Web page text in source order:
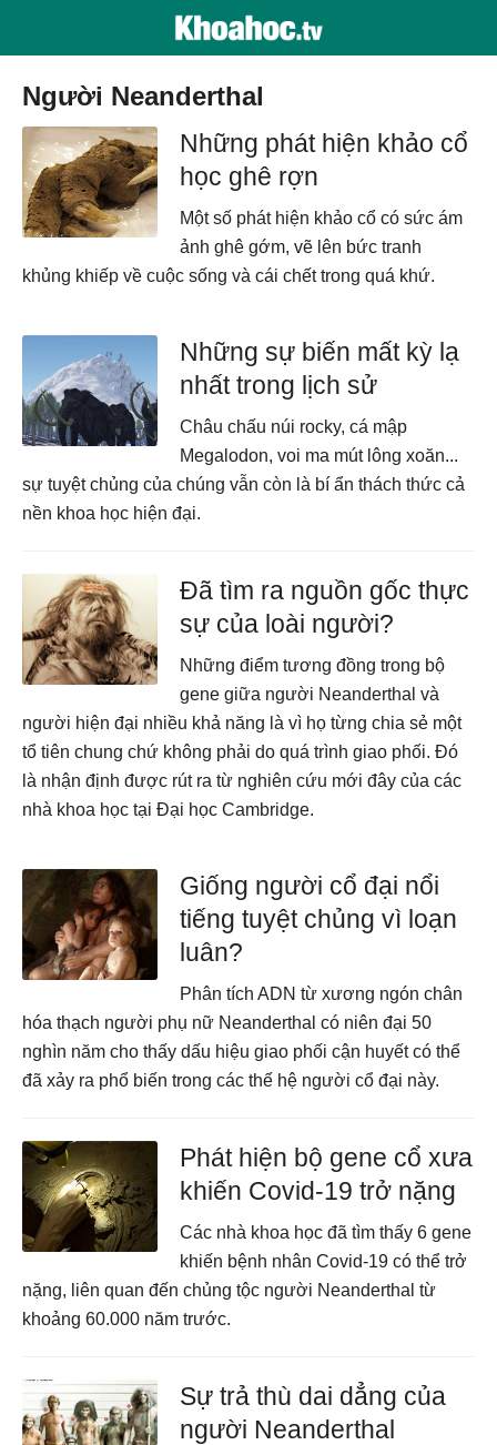
Người Neanderthal
Những phát hiện khảo cổ
học ghê rợn
Một số phát hiện khảo cổ có sức ám
ảnh ghê gớm, vẽ lên bức tranh
khủng khiếp về cuộc sống và cái chết trong quá khứ.
Những sự biến mất kỳ lạ
nhất trong lịch sử
Châu chấu núi rocky, cá mập
Megalodon, voi ma mút lông xoăn...
sự tuyệt chủng của chúng vẫn còn là bí ẩn thách thức cả
nền khoa học hiện đại.
Đã tìm ra nguồn gốc thực
sự của loài người?
Những điểm tương đồng trong bộ
gene giữa người Neanderthal và
người hiện đại nhiều khả năng là vì họ từng chia sẻ một
tổ tiên chung chứ không phải do quá trình giao phối. Đó
là nhận định được rút ra từ nghiên cứu mới đây của các
nhà khoa học tại Đại học Cambridge.
Giống người cổ đại nổi
tiếng tuyệt chủng vì loạn
luân?
Phân tích ADN từ xương ngón chân
hóa thạch người phụ nữ Neanderthal có niên đại 50
nghìn năm cho thấy dấu hiệu giao phối cận huyết có thể
đã xảy ra phổ biến trong các thế hệ người cổ đại này.
Phát hiện bộ gene cổ xưa
khiến Covid-19 trở nặng
Các nhà khoa học đã tìm thấy 6 gene
khiến bệnh nhân Covid-19 có thể trở
nặng, liên quan đến chủng tộc người Neanderthal từ
khoảng 60.000 năm trước.
Sự trả thù dai dẳng của
người Neanderthal